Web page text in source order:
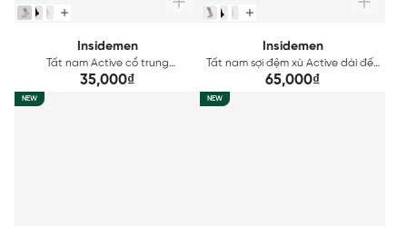
Insidemen
Tất nam Active cổ trung
Insidemen ISC011M0H0
35,000₫
Insidemen
Tất nam sợi đệm xù Active dài đến
gối Insidemen ISC015A0H0
65,000₫
NEW NEW